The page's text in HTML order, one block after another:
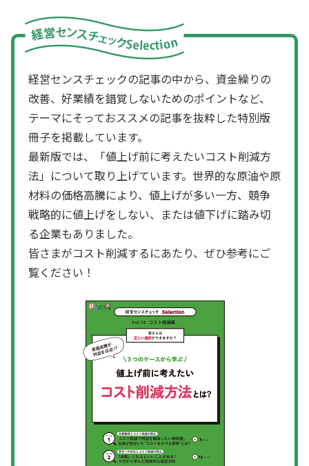
経営センスチェックの記事の中から、資金繰りの
改善、好業績を錯覚しないためのポイントなど、
テーマにそっておススメの記事を抜粋した特別版
冊子を掲載しています。
最新版では、「値上げ前に考えたいコスト削減方
法」について取り上げています。世界的な原油や原
材料の価格高騰により、値上げが多い一方、競争
戦略的に値上げをしない、または値下げに踏み切
る企業もありました。
皆さまがコスト削減するにあたり、ぜひ参考にご
覧ください！